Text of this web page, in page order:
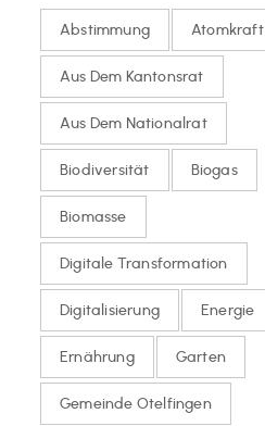
Abstimmung Atomkraft
Aus Dem Kantonsrat
Aus Dem Nationalrat
Biodiversität Biogas
Biomasse
Digitale Transformation
Digitalisierung Energie
Ernährung Garten
Gemeinde Otelfingen